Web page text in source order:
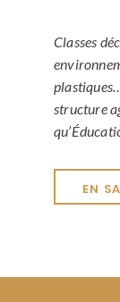
Classes
structure
EN